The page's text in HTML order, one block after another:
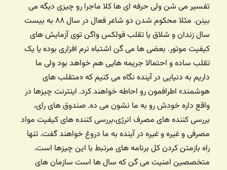
تفسیر می شن ولی حرفه ای ها کلا ماجرا رو چیزی دیگه می
بینن. مثلا محکوم شدن دو شاعر فعال در سال ۸۸ به بیست
سال زندان و شلاق یا تقلب فولکس واگن توی آزمایش های
کیفیت موتور. بعضی ها می گن اشتباه نرم افزاری بوده یا یک
تقلب ساده و احتمالا جریمه هایی هم خواهد بود ولی ما
داریم به دنیایی در آینده نگاه می کنیم که «متقلب های
هوشمند» اطرافمون رو احاطه خواهند کرد. اینترنت چیزها در
واقع داره خودش رو به ما نشون می ده. صندوق های رای،
بررسی کننده های مصرف انرژی،‌بررسی کننده های کیفیت مواد
مصرفی و غیره و غیره در آینده به ما دروغ خواهند گفت. تنها
راه بازمتن کردن کل برنامه های مرتبط با این چیزها است.
متخصصین امنیت می گن که سال ها است سازمان های